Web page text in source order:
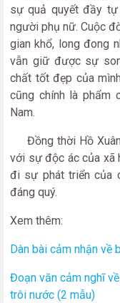
sự quả quyết đầy
người phụ nữ. Cuộc
gian khổ, long đong
vẫn giữ được sự
chất tốt đẹp của
cũng chính là phẩm
Nam.
Đồng thời Hồ Xuân
với sự độc ác của xã
đi sự phát triển của
đáng quý.
Xem thêm:
Dàn bài cảm nhận về
Đoạn văn cảm nghĩ
trôi nước (2 mẫu)